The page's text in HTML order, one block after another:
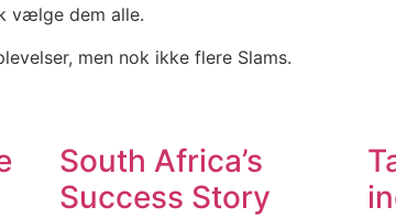
vælge dem alle.
men nok ikke flere Slams.
South Africa’s
Success Story